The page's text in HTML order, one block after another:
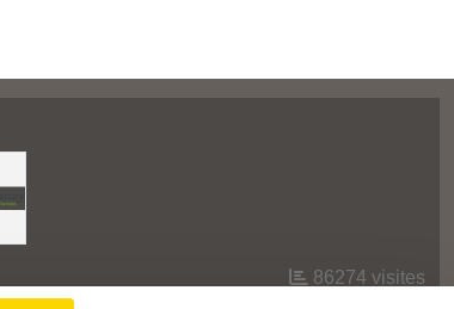
86274 visites